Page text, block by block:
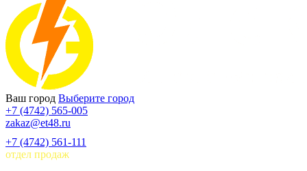
Ваш город Выберите город
+7 (4742) 565-005
zakaz@et48.ru
+7 (4742) 561-111
отдел продаж